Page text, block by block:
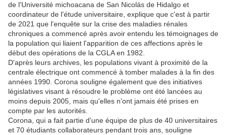
de l'Université michoacana de San Nicolás de Hidalgo et
coordinateur de l'étude universitaire, explique que c'est à partir
de 2021 que l'enquête sur la crise des maladies rénales
chroniques a commencé après avoir entendu les témoignages de
la population qui liaient l'apparition de ces affections après le
début des opérations de la CGLA en 1982.
D'après leurs archives, les populations vivant à proximité de la
centrale électrique ont commencé à tomber malades à la fin des
années 1990. Corona souligne également que des initiatives
législatives visant à résoudre le problème ont été lancées au
moins depuis 2005, mais qu'elles n'ont jamais été prises en
compte par les autorités.
Corona, qui a fait partie d'une équipe de plus de 40 universitaires
et 70 étudiants collaborateurs pendant trois ans, souligne